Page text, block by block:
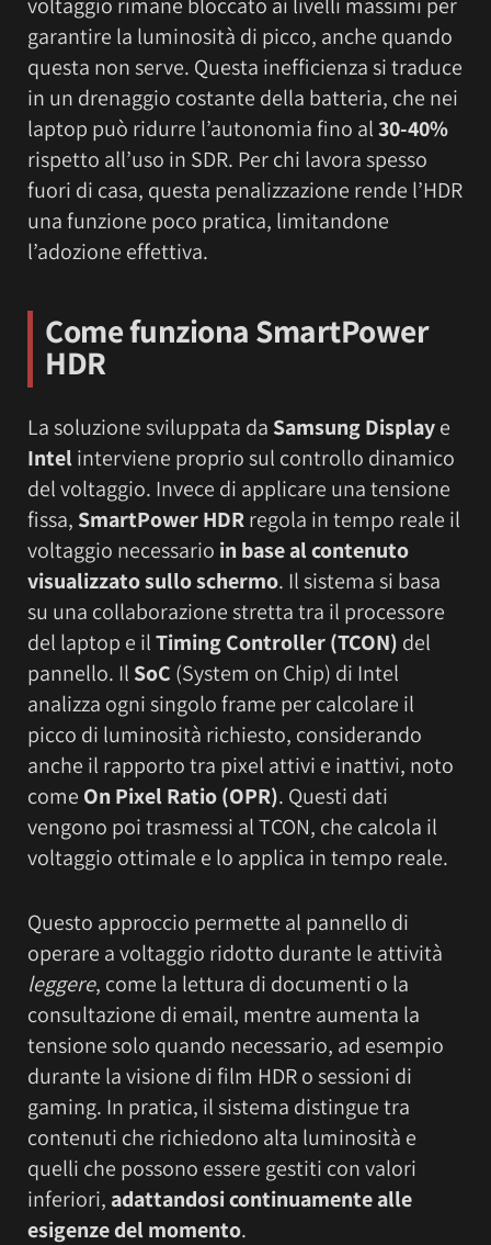
garantire la luminosità di picco, anche quando
questa non serve. Questa inefficienza si traduce
in un drenaggio costante della batteria, che nei
laptop può ridurre l’autonomia fino al30-40%
rispetto all’uso in SDR. Per chi lavora spesso
fuori di casa, questa penalizzazione rende l’HDR
una funzione poco pratica, limitandone
l’adozione effettiva.
Come funziona SmartPower
HDR
La soluzione sviluppata da Samsung Displaye
Intelinterviene proprio sul controllo dinamico
del voltaggio. Invece di applicare una tensione
fissa, SmartPower HDRregola in tempo reale il
voltaggio necessario in base al contenuto
visualizzato sullo schermo. Il sistema si basa
su una collaborazione stretta tra il processore
del laptop e ilTiming Controller (TCON) del
pannello. Il SoC (System on Chip) di Intel
analizza ogni singolo frame per calcolare il
picco di luminosità richiesto, considerando
anche il rapporto tra pixel attivi e inattivi, noto
come On Pixel Ratio (OPR). Questi dati
vengono poi trasmessi al TCON, che calcola il
voltaggio ottimale e lo applica in tempo reale.
Questo approccio permette al pannello di
operare a voltaggio ridotto durante le attività
leggere, come la lettura di documenti o la
consultazione di email, mentre aumenta la
tensione solo quando necessario, ad esempio
durante la visione di film HDR o sessioni di
gaming. In pratica, il sistema distingue tra
contenuti che richiedono alta luminosità e
quelli che possono essere gestiti con valori
inferiori, adattandosi continuamente alle
esigenze del momento.